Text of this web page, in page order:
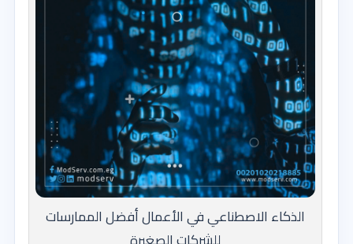
الذكاء الاصطناعي في الأعمال أفضل الممارسات